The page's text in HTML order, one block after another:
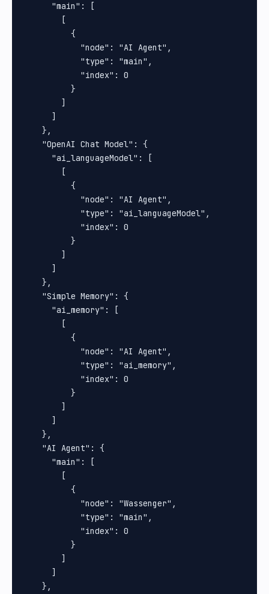
      "main": [
        [
          {
            "node": "AI Agent",
            "type": "main",
            "index": 0
          }
        ]
      ]
    },
    "OpenAI Chat Model": {
      "ai_languageModel": [
        [
          {
            "node": "AI Agent",
            "type": "ai_languageModel",
            "index": 0
          }
        ]
      ]
    },
    "Simple Memory": {
      "ai_memory": [
        [
          {
            "node": "AI Agent",
            "type": "ai_memory",
            "index": 0
          }
        ]
      ]
    },
    "AI Agent": {
      "main": [
        [
          {
            "node": "Wassenger",
            "type": "main",
            "index": 0
          }
        ]
      ]
    },